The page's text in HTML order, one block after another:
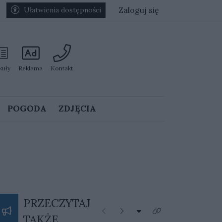
Ułatwienia dostępności Zaloguj się
Reklama Kontakt
POGODA ZDJĘCIA
PRZECZYTAJ
Poprzednie
Następne
Rozwiń listę kategorii
Kliknij aby zobaczyć